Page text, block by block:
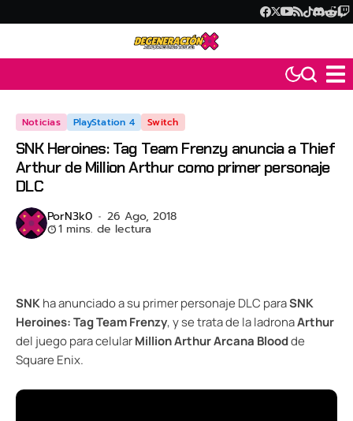
Noticias PlayStation 4 Switch
SNK Heroines: Tag Team Frenzy anuncia a Thief
Arthur de Million Arthur como primer personaje
DLC
PorN3k0 26 Ago, 2018
1 mins. de lectura
SNKha anunciado a su primer personaje DLC paraSNK
Heroines: Tag Team Frenzy, y se trata de la ladronaArthur
del juego para celularMillion Arthur Arcana Bloodde
Square Enix.